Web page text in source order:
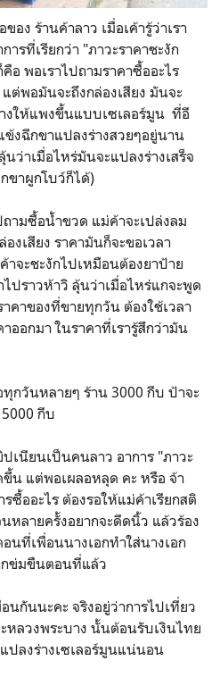
ร้านค้าลาว เมื่อเค้ารู้ว่าเรา
รที่เรียกว่า "ภาวะราคาชะงัก
อ พอเราไปถามราคาซื้ออะไร
ต่พอมันจะถึงกล่องเสียง มันจะ
งให้แพงขึ้นแบบเซเลอร์มูน ที่อี
ข้งฉีกขาแปลงร่างสวยๆอยู่นาน
าเมื่อไหร่มันจะแปลงร่างเสร็จ
ขาผูกโบว์ก็ได้)
ามซื้อน้ำขวด แม่ค้าจะเปล่งลม
งเสียง ราคามันก็จะขอเวลา
จะชะงักไปเหมือนต้องยาป้าย
ปราวห้าวิ ลุ้นว่าเมื่อไหร่แกจะพูด
คาของที่ขายทุกวัน ต้องใช้เวลา
ออกมา ในราคาที่เรารู้สึกว่ามัน
วันหลายๆ ร้าน 3000 กีบ ป้าจะ
กีบ
นียนเป็นคนลาว อาการ "ภาวะ
ขึ้น แต่พอเผลอหลุด คะ หรือ จ้า
ซื้ออะไร ต้องรอให้แม่ค้าเรียกสติ
หลายครั้งอยากจะดีดนิ้ว แล้วร้อง
นที่เพื่อนนางเอกทำใส่นางเอก
กข่มขืนตอนที่แล้ว
นกันนะคะ จริงอยู่ว่าการไปเที่ยว
หลวงพระบาง นั้นต้อนรับเงินไทย
ปลงร่างเซเลอร์มูนแน่นอน